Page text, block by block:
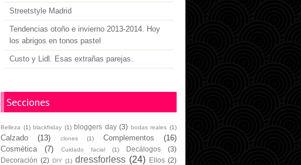
Streetstyle Madrid
Tendencias otoño e invierno 2013-2014. Hoy
los abrigos en tonos pastel
Custo y Lidl. Esas extrañas parejas.
Secciones
Belleza (1) blackfriday (1) bloggers day (3) bodas reales (1)
Calzado (13) clones (1) Complementos
(16)
Cosmética
(7) Cuidado facial (1) Decálogos
(3)
Decoración (2) DIY (1) dressforless (24) Ellos (2)